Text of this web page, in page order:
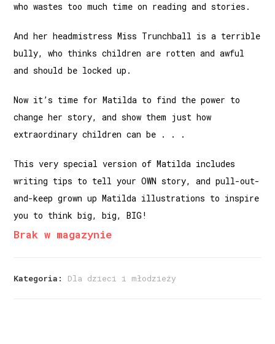
who wastes too much time on reading and stories.
And her headmistress Miss Trunchball is a terrible
bully, who thinks children are rotten and awful
and should be locked up.
Now it’s time for Matilda to find the power to
change her story, and show them just how
extraordinary children can be . . .
This very special version of Matilda includes
writing tips to tell your OWN story, and pull-out-
and-keep grown up Matilda illustrations to inspire
you to think big, big, BIG!
Brak w magazynie
Kategoria: Dla dzieci i młodzieży